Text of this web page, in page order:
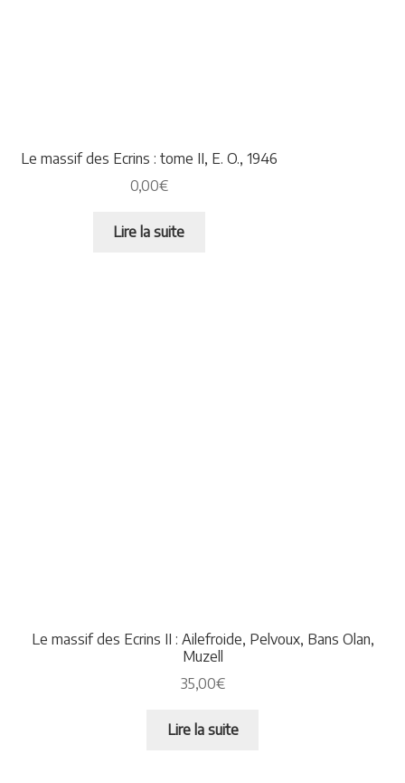
Le massif des Ecrins : tome II, E. O., 1946
0,00€
Lire la suite
Le massif des Ecrins II : Ailefroide, Pelvoux, Bans Olan,
Muzell
35,00€
Lire la suite